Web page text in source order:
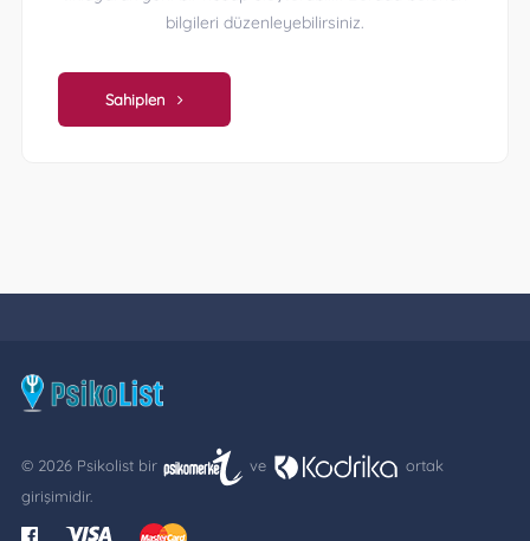
bilgileri düzenleyebilirsiniz.
Sahiplen
© 2026 Psikolist bir ve
ortak
girişimidir.